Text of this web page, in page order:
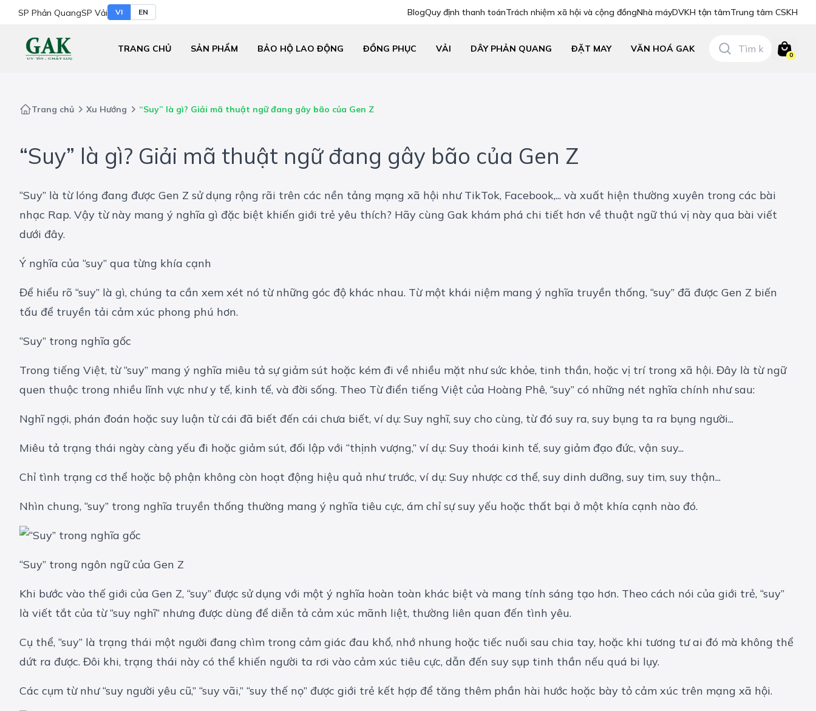
SP Phản QuangSP Vải VI EN BlogQuy định thanh toánTrách nhiệm xã hội và cộng đồngNhà máyDVKH tận tâmTrung tâm CSKH
TRANG CHỦ SẢN PHẨM BẢO HỘ LAO ĐỘNG ĐỒNG PHỤC VẢI DÂY PHẢN QUANG ĐẶT MAY VĂN HOÁ GAK
0
Trang chủ Xu Hướng “Suy” là gì? Giải mã thuật ngữ đang gây bão của Gen Z
“Suy” là gì? Giải mã thuật ngữ đang gây bão của Gen Z
“Suy” là từ lóng đang được Gen Z sử dụng rộng rãi trên các nền tảng mạng xã hội như TikTok, Facebook,... và xuất hiện thường xuyên trong các bài
nhạc Rap. Vậy từ này mang ý nghĩa gì đặc biệt khiến giới trẻ yêu thích? Hãy cùng Gak khám phá chi tiết hơn về thuật ngữ thú vị này qua bài viết
dưới đây.
Ý nghĩa của “suy” qua từng khía cạnh
Để hiểu rõ “suy” là gì, chúng ta cần xem xét nó từ những góc độ khác nhau. Từ một khái niệm mang ý nghĩa truyền thống, “suy” đã được Gen Z biến
tấu để truyền tải cảm xúc phong phú hơn.
“Suy” trong nghĩa gốc
Trong tiếng Việt, từ “suy” mang ý nghĩa miêu tả sự giảm sút hoặc kém đi về nhiều mặt như sức khỏe, tinh thần, hoặc vị trí trong xã hội. Đây là từ ngữ
quen thuộc trong nhiều lĩnh vực như y tế, kinh tế, và đời sống. Theo Từ điển tiếng Việt của Hoàng Phê, “suy” có những nét nghĩa chính như sau:
Nghĩ ngợi, phán đoán hoặc suy luận từ cái đã biết đến cái chưa biết, ví dụ: Suy nghĩ, suy cho cùng, từ đó suy ra, suy bụng ta ra bụng người...
Miêu tả trạng thái ngày càng yếu đi hoặc giảm sút, đối lập với “thịnh vượng,” ví dụ: Suy thoái kinh tế, suy giảm đạo đức, vận suy...
Chỉ tình trạng cơ thể hoặc bộ phận không còn hoạt động hiệu quả như trước, ví dụ: Suy nhược cơ thể, suy dinh dưỡng, suy tim, suy thận...
Nhìn chung, “suy” trong nghĩa truyền thống thường mang ý nghĩa tiêu cực, ám chỉ sự suy yếu hoặc thất bại ở một khía cạnh nào đó.
“Suy” trong ngôn ngữ của Gen Z
Khi bước vào thế giới của Gen Z, “suy” được sử dụng với một ý nghĩa hoàn toàn khác biệt và mang tính sáng tạo hơn. Theo cách nói của giới trẻ, “suy”
là viết tắt của từ “suy nghĩ” nhưng được dùng để diễn tả cảm xúc mãnh liệt, thường liên quan đến tình yêu.
Cụ thể, “suy” là trạng thái một người đang chìm trong cảm giác đau khổ, nhớ nhung hoặc tiếc nuối sau chia tay, hoặc khi tương tư ai đó mà không thể
dứt ra được. Đôi khi, trạng thái này có thể khiến người ta rơi vào cảm xúc tiêu cực, dẫn đến suy sụp tinh thần nếu quá bi lụy.
Các cụm từ như “suy người yêu cũ,” “suy vãi,” “suy thế nọ” được giới trẻ kết hợp để tăng thêm phần hài hước hoặc bày tỏ cảm xúc trên mạng xã hội.